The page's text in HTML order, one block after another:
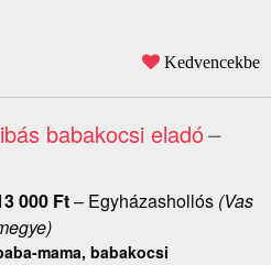
Kedvencekbe
babakocsi eladó–
000 Ft– Egyházashollós(Vas
mama, babakocsi